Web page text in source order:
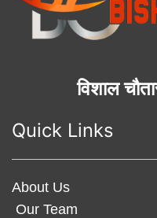
विशाल
Quick Links
About Us
Our Team